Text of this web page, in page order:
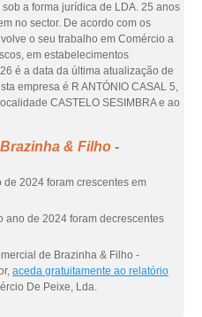
a forma jurídica de LDA. 25 anos
no sector. De acordo com os
o seu trabalho em Comércio a
em estabelecimentos
é a data da última atualização de
empresa é R ANTÓNIO CASAL 5,
CASTELO SESIMBRA e ao
& Filho -
2024 foram crescentes em
ano de 2024 foram decrescentes
de Brazinha & Filho -
aceda gratuitamente ao relatório
De Peixe, Lda.